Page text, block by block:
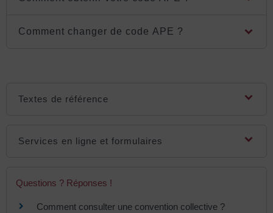
Comment changer de code APE ?
Textes de référence
Services en ligne et formulaires
Questions ? Réponses !
Comment consulter une convention collective ?